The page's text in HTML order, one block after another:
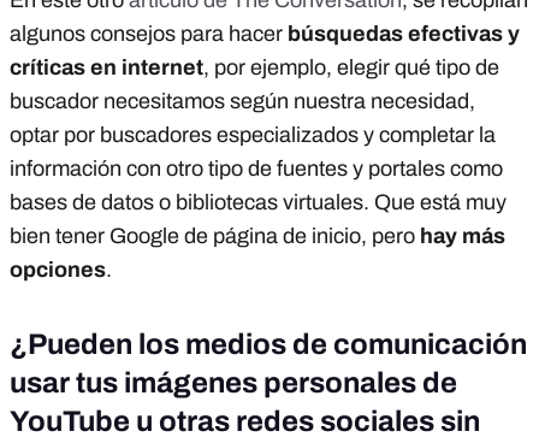
algunos consejos para hacer búsquedas efectivas y
críticas en internet, por ejemplo, elegir qué tipo de
buscador necesitamos según nuestra necesidad,
optar por buscadores especializados y completar la
información con otro tipo de fuentes y portales como
bases de datos o bibliotecas virtuales. Que está muy
bien tener Google de página de inicio, pero hay más
opciones.
¿Pueden los medios de comunicación
usar tus imágenes personales de
YouTube u otras redes sociales sin